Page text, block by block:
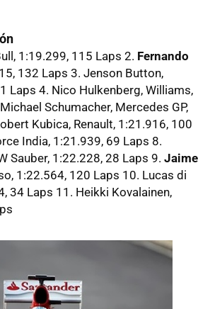
1:19.299, 115 Laps 2. Fernando
132 Laps 3. Jenson Button,
Laps 4. Nico Hulkenberg, Williams,
Schumacher, Mercedes GP,
Kubica, Renault, 1:21.916, 100
India, 1:21.939, 69 Laps 8.
Sauber, 1:22.228, 28 Laps 9. Jaime
1:22.564, 120 Laps 10. Lucas di
34 Laps 11. Heikki Kovalainen,